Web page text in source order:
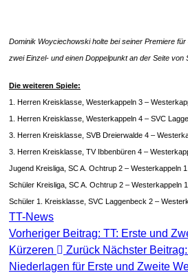
Dominik Woyciechowski holte bei seiner Premiere
zwei Einzel- und einen Doppelpunkt an der Seite von
Die weiteren Spiele:
1. Herren Kreisklasse, Westerkappeln 3 –
1. Herren Kreisklasse, Westerkappeln 4 – SVC
3. Herren Kreisklasse, SVB Dreierwalde 4 –
3. Herren Kreisklasse, TV Ibbenbüren 4 –
Jugend Kreisliga, SC A. Ochtrup 2 – Westerkappeln 1
Schüler Kreisliga, SC A. Ochtrup 2 – Westerkappeln 1
Schüler 1. Kreisklasse, SVC Laggenbeck 2 –
TT-News
Vorheriger Beitrag: TT: Erste und
Kürzeren
Zurück Nächster
Niederlagen für Erste und Zweite